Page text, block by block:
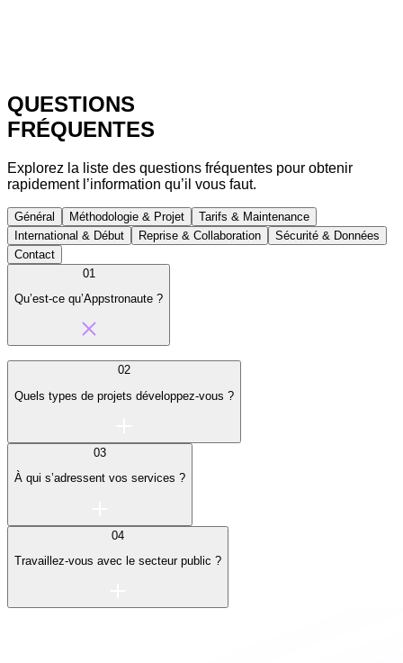
QUESTIONS
FRÉQUENTES
Explorez la liste des questions fréquentes pour obtenir
rapidement l’information qu’il vous faut.
Général Méthodologie & Projet
Tarifs & Maintenance
International & Début
Reprise & Collaboration
Sécurité & Données
Contact
01
Qu’est-ce qu’Appstronaute ?
02
Quels types de projets développez-vous ?
03
À qui s’adressent vos services ?
04
Travaillez-vous avec le secteur public ?